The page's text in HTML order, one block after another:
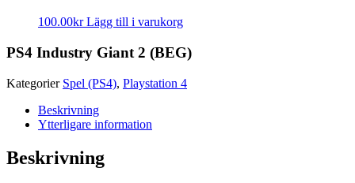
100.00kr Lägg till i varukorg
PS4 Industry Giant 2 (BEG)
Kategorier Spel (PS4), Playstation 4
Beskrivning
Ytterligare information
Beskrivning